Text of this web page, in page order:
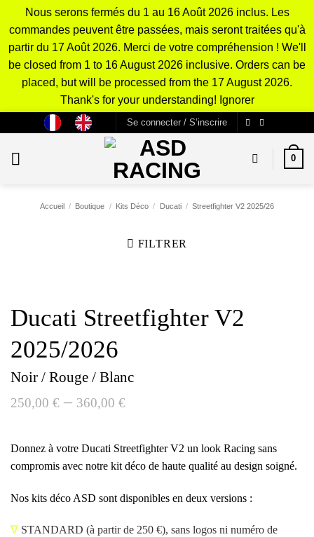
Nous serons fermés du 1 au 16 Août 2026 inclus. Les
commandes peuvent être passées, mais seront traitées qu'à
partir du 17 Août 2026. Merci de votre compréhension ! We'll
be closed from 1 to 16 August 2026 inclusive. Orders can be
placed, but will be processed from the 17 August 2026.
Thank's for your understanding! Ignorer
contenu
Se connecter / S’inscrire
0
Accueil / Boutique / Kits Déco / Ducati / Streetfighter V2 2025/26
FILTRER
Ducati Streetfighter V2
2025/2026
Noir / Rouge / Blanc
250,00 € – 360,00 €
Donnez à votre Ducati Streetfighter V2 un look Racing sans
compromis avec notre kit déco de haute qualité au design soigné.
Nos kits déco ASD sont disponibles en deux versions :
∇ STANDARD (à partir de 250 €), sans logos ni numéro de